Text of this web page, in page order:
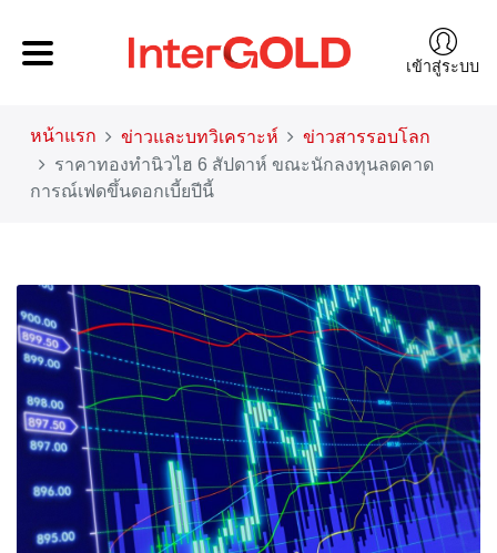
เข้าสู่ระบบ
หน้าแรก ข่าวและบทวิเคราะห์
ข่าวสารรอบโลก
ราคาทองทำนิวไฮ 6 สัปดาห์ ขณะนักลงทุนลดคาด
การณ์เฟดขึ้นดอกเบี้ยปีนี้